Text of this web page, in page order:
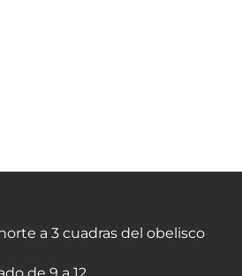
a 3 cuadras del obelisco